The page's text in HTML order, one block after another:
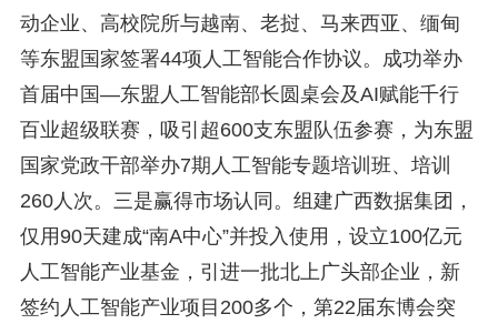
动企业、高校院所与越南、老挝、马来西亚、缅甸
等东盟国家签署44项人工智能合作协议。成功举办
首届中国—东盟人工智能部长圆桌会及AI赋能千行
百业超级联赛，吸引超600支东盟队伍参赛，为东盟
国家党政干部举办7期人工智能专题培训班、培训
260人次。三是赢得市场认同。组建广西数据集团，
仅用90天建成“南A中心”并投入使用，设立100亿元
人工智能产业基金，引进一批北上广头部企业，新
签约人工智能产业项目200多个，第22届东博会突